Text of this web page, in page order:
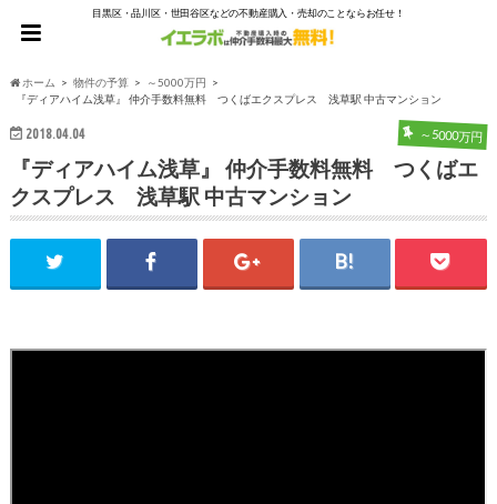
目黒区・品川区・世田谷区などの不動産購入・売却のことならお任せ！
ホーム 物件の予算
～5000万円
『ディアハイム浅草』 仲介手数料無料 つくばエクスプレス 浅草駅 中古マンション
2018.04.04 ～5000万円
『ディアハイム浅草』 仲介手数料無料 つくばエ
クスプレス 浅草駅 中古マンション